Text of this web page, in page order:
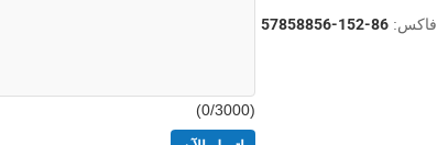
فاكس: 86-152-57858856
(
0/3000)